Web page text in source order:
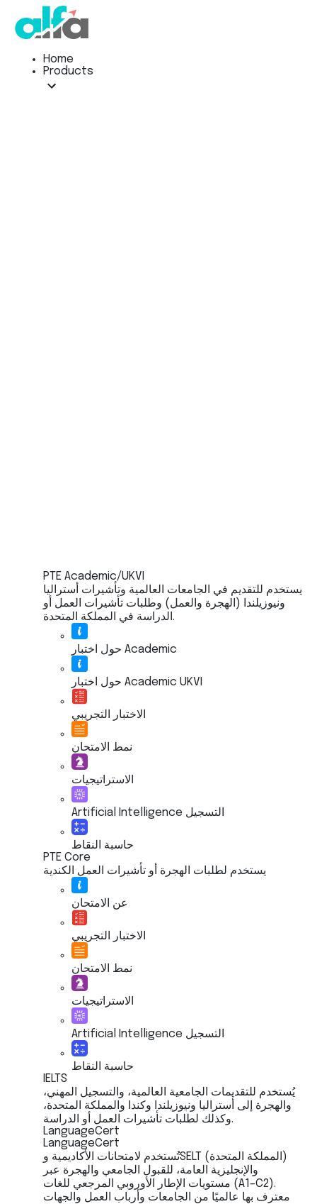
Home
Products
PTE Academic/UKVI
يستخدم للتقديم في الجامعات العالمية وتأشيرات أستراليا
ونيوزيلندا (الهجرة والعمل) وطلبات تأشيرات العمل أو
الدراسة في المملكة المتحدة.
حول اختبار Academic
حول اختبار Academic UKVI
الاختبار التجريبي
نمط الامتحان
الاستراتيجيات
Artificial Intelligence التسجيل
حاسبة النقاط
PTE Core
يستخدم لطلبات الهجرة أو تأشيرات العمل الكندية
عن الامتحان
الاختبار التجريبي
نمط الامتحان
الاستراتيجيات
Artificial Intelligence التسجيل
حاسبة النقاط
IELTS
يُستخدم للتقديمات الجامعية العالمية، والتسجيل المهني،
والهجرة إلى أستراليا ونيوزيلندا وكندا والمملكة المتحدة،
وكذلك لطلبات تأشيرات العمل أو الدراسة.
LanguageCert
LanguageCert
تُستخدم لامتحانات الأكاديمية وSELT (المملكة المتحدة)
والإنجليزية العامة، للقبول الجامعي والهجرة عبر
مستويات الإطار الأوروبي المرجعي للغات (A1–C2).
معترف بها عالميًا من الجامعات وأرباب العمل والجهات